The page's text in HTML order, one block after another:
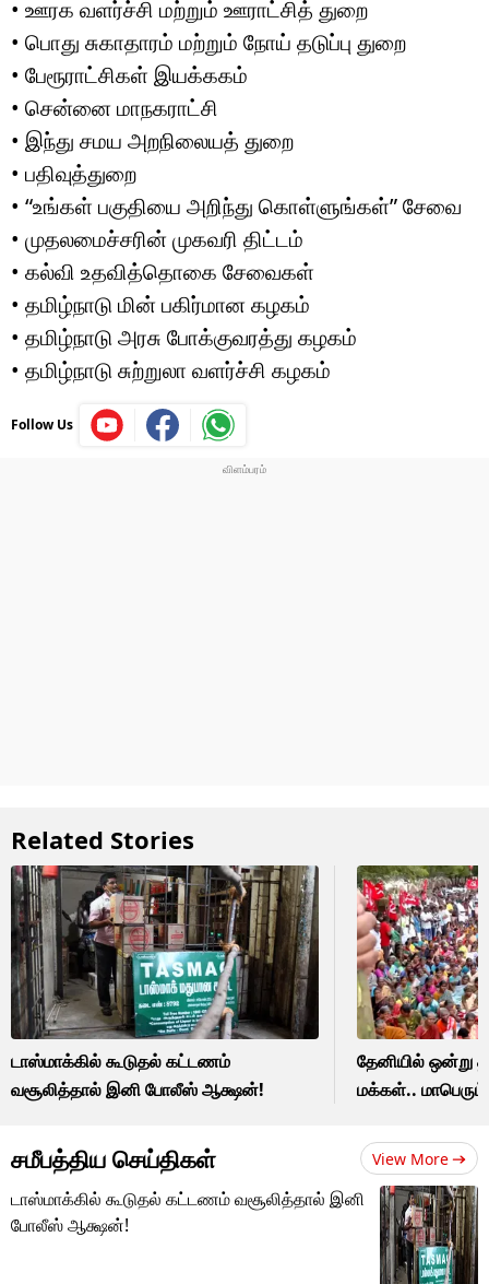
• ஊரக வளர்ச்சி மற்றும் ஊராட்சித் துறை
• பொது சுகாதாரம் மற்றும் நோய் தடுப்பு துறை
• பேரூராட்சிகள் இயக்ககம்
• சென்னை மாநகராட்சி
• இந்து சமய அறநிலையத் துறை
• பதிவுத்துறை
• “உங்கள் பகுதியை அறிந்து கொள்ளுங்கள்” சேவை
• முதலமைச்சரின் முகவரி திட்டம்
• கல்வி உதவித்தொகை சேவைகள்
• தமிழ்நாடு மின் பகிர்மான கழகம்
• தமிழ்நாடு அரசு போக்குவரத்து கழகம்
• தமிழ்நாடு சுற்றுலா வளர்ச்சி கழகம்
Follow Us
Related Stories
டாஸ்மாக்கில் கூடுதல் கட்டணம்
வசூலித்தால் இனி போலீஸ் ஆக்ஷன்!
தேனியில் ஒன்று
மக்கள்..
சமீபத்திய செய்திகள் View More
டாஸ்மாக்கில் கூடுதல் கட்டணம் வசூலித்தால் இனி
போலீஸ் ஆக்ஷன்!